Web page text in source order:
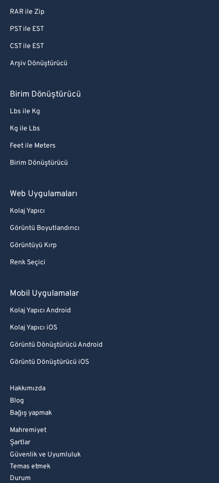
RAR ile Zip
PST ile EST
CST ile EST
Arşiv Dönüştürücü
Birim Dönüştürücü
Lbs ile Kg
Kg ile Lbs
Feet ile Meters
Birim Dönüştürücü
Web Uygulamaları
Kolaj Yapıcı
Görüntü Boyutlandırıcı
Görüntüyü Kırp
Renk Seçici
Mobil Uygulamalar
Kolaj Yapıcı Android
Kolaj Yapıcı iOS
Görüntü Dönüştürücü Android
Görüntü Dönüştürücü iOS
Hakkımızda
Blog
Bağış yapmak
Mahremiyet
Şartlar
Güvenlik ve Uyumluluk
Temas etmek
Durum